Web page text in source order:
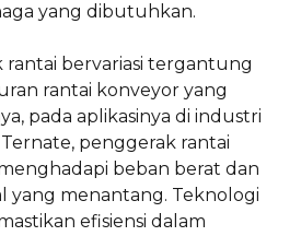
yang dibutuhkan.
rantai bervariasi tergantung
rantai konveyor yang
pada aplikasinya di industri
penggerak rantai
beban berat dan
yang menantang. Teknologi
efisiensi dalam